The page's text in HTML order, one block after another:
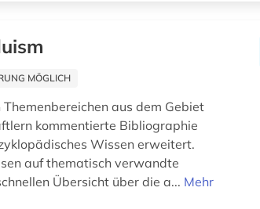
MÖGLICH
aus dem Gebiet
kommentierte Bibliographie
Wissen erweitert.
auf thematisch verwandte
Übersicht über die a... Mehr